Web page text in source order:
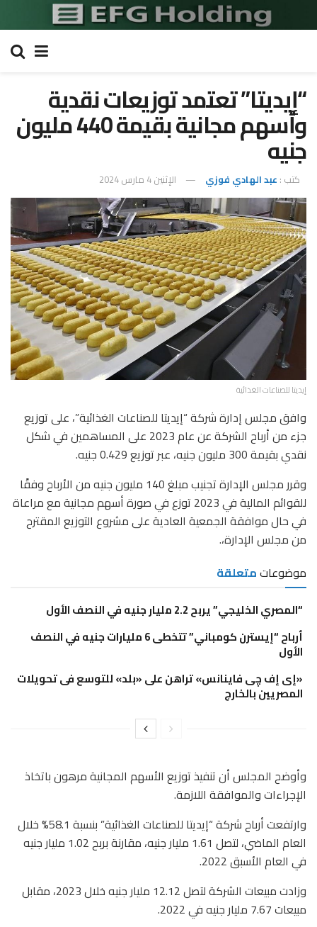
“إيديتا” تعتمد توزيعات نقدية
وأسهم مجانية بقيمة 440 مليون
جنيه
كتب : عبد الهادي فوزي الإثنين 4 مارس 2024
إيديتا للصناعات الغذائية
وافق مجلس إدارة شركة “إيديتا للصناعات الغذائية”، على توزيع
جزء من أرباح الشركة عن عام 2023 على المساهمين في شكل
نقدي بقيمة 300 مليون جنيه، عبر توزيع 0.429 جنيه.
وقرر مجلس الإدارة تجنيب مبلغ 140 مليون جنيه من الأرباح وفقًا
للقوائم المالية في 2023 توزع في صورة أسهم مجانية مع مراعاة
في حال موافقة الجمعية العادية على مشروع التوزيع المقترح
من مجلس الإدارة،.
موضوعاتمتعلقة
“المصري الخليجي” يربح 2.2 مليار جنيه في النصف الأول
أرباح “إيسترن كومباني” تتخطى 6 مليارات جنيه في النصف
الأول
«إى إف چى فاينانس» تراهن على «بلد» للتوسع فى تحويلات
المصريين بالخارج
وأوضح المجلس أن تنفيذ توزيع الأسهم المجانية مرهون باتخاذ
الإجراءات والموافقة اللازمة.
وارتفعت أرباح شركة “إيديتا للصناعات الغذائية” بنسبة 58.1% خلال
العام الماضي، لتصل 1.61 مليار جنيه، مقارنة بربح 1.02 مليار جنيه
في العام الأسبق 2022.
وزادت مبيعات الشركة لتصل 12.12 مليار جنيه خلال 2023، مقابل
مبيعات 7.67 مليار جنيه في 2022.